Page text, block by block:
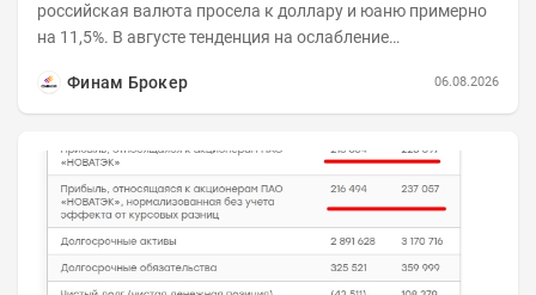
российская валюта просела к доллару и юаню примерно
на 11,5%. В августе тенденция на ослабление
Финам Брокер
06.08.2026